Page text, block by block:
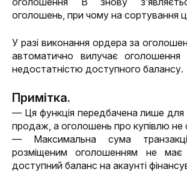
оголошень, при чому на сортування
У разі виконання ордера за
автоматично вилучає
недостатністю доступного балансу.
Примітка.
— Ця функція передбачена лише
продаж, а оголошень про купівлю не
— Максимальна сума
розміщеним оголошенням не має
доступний баланс на акаунті